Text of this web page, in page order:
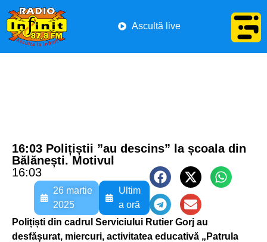
Ascultă live
16:03 Polițiștii ”au descins” la școala din
Bălănești. Motivul
16:03
26 martie
2025
Ultim
a oră
Polițiști din cadrul Serviciului Rutier Gorj au
desfășurat, miercuri, activitatea educativă „Patrula